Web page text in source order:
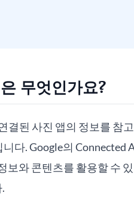
무엇인가요?
결된 사진 앱의 정보를 참
다. Google의 Connected
보와 콘텐츠를 활용할 수